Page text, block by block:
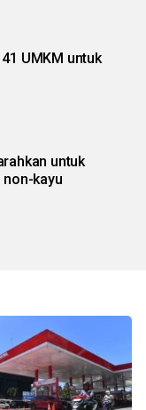
UMKM untuk
untuk
kayu